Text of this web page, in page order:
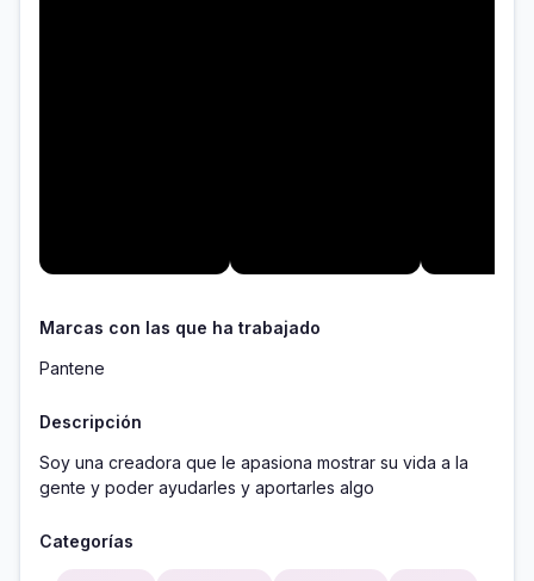
Marcas con las que ha trabajado
Pantene
Descripción
Soy una creadora que le apasiona mostrar su vida a la
gente y poder ayudarles y aportarles algo
Categorías